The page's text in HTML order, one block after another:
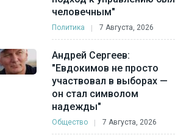
человечным"
Политика 7 Августа, 2026
Андрей Сергеев:
"Евдокимов не просто
участвовал в выборах —
он стал символом
надежды"
Общество 7 Августа, 2026